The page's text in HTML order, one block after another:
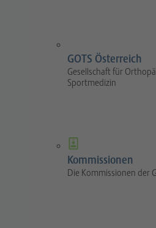
GOTS Österreich
Gesellschaft für
Sportmedizin
Kommissionen
Die Kommissionen der